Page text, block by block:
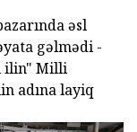
əsl
gəlmədi -
ilin" Milli
adına layiq